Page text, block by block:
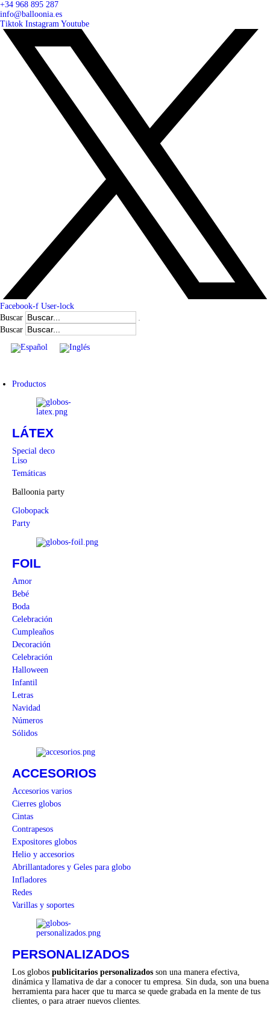
+34 968 895 287
info@balloonia.es
Tiktok Instagram Youtube
Facebook-f User-lock
Buscar
Buscar
Productos
LÁTEX
Special deco
Liso
Temáticas
Balloonia party
Globopack
Party
FOIL
Amor
Bebé
Boda
Celebración
Cumpleaños
Decoración
Celebración
Halloween
Infantil
Letras
Navidad
Números
Sólidos
ACCESORIOS
Accesorios varios
Cierres globos
Cintas
Contrapesos
Expositores globos
Helio y accesorios
Abrillantadores y Geles para globo
Infladores
Redes
Varillas y soportes
PERSONALIZADOS
Los globos publicitarios personalizados son una manera efectiva,
dinámica y llamativa de dar a conocer tu empresa. Sin duda, son una buena
herramienta para hacer que tu marca se quede grabada en la mente de tus
clientes, o para atraer nuevos clientes.